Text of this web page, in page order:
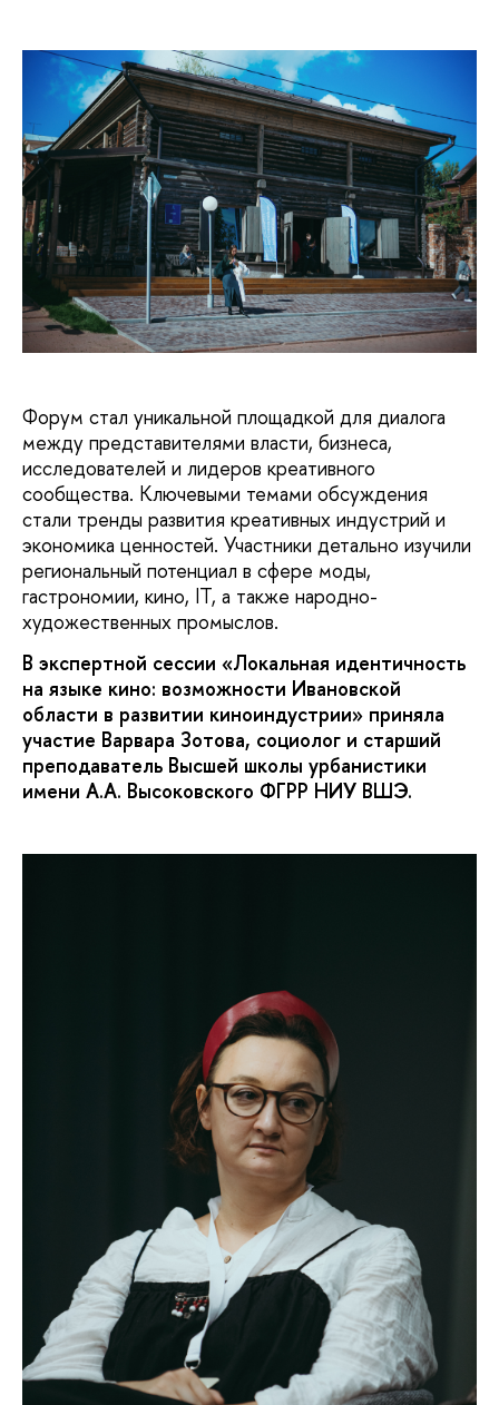
Форум стал уникальной площадкой для диалога
между представителями власти, бизнеса,
исследователей и лидеров креативного
сообщества. Ключевыми темами обсуждения
стали тренды развития креативных индустрий и
экономика ценностей. Участники детально изучили
региональный потенциал в сфере моды,
гастрономии, кино, IT, а также народно-
художественных промыслов.
В экспертной сессии «Локальная идентичность
на языке кино: возможности Ивановской
области в развитии киноиндустрии» приняла
участие Варвара Зотова, социолог и старший
преподаватель Высшей школы урбанистики
имени А.А. Высоковского ФГРР НИУ ВШЭ.